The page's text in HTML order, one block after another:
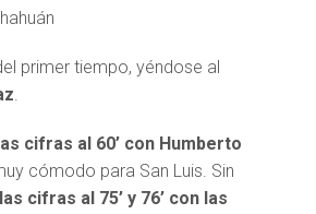
primer tiempo, yéndose al
.
cifras al 60’ con Humberto
cómodo para San Luis. Sin
cifras al 75’ y 76’ con las